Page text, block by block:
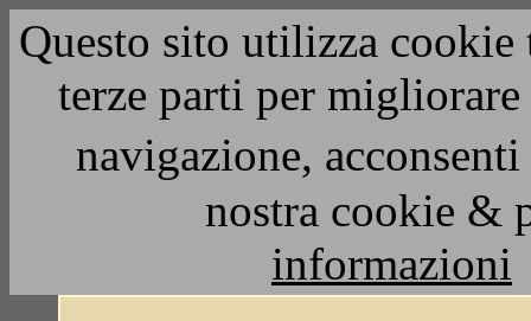
Questo sito utilizza
terze parti per
navigazione,
nostra cookie &
informazioni